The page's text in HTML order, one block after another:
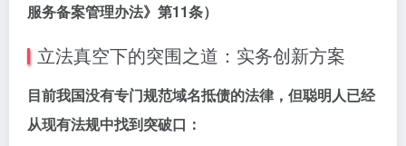
服务备案管理办法》第11条）
立法真空下的突围之道：实务创新方案
目前我国没有专门规范域名抵债的法律，但聪明人已经
从现有法规中找到突破口：